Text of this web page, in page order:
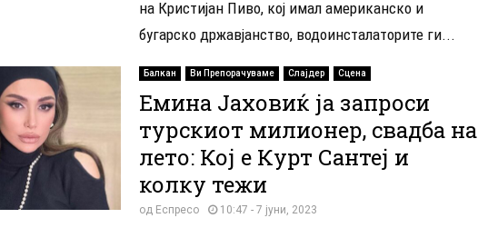
на Кристијан Пиво, кој имал американско и
бугарско државјанство, водоинсталаторите ги...
Балкан Ви Препорачуваме Слајдер Сцена
Емина Јаховиќ ја запроси
турскиот милионер, свадба на
лето: Кој е Курт Сантеј и
колку тежи
од Еспресо 10:47 - 7 јуни, 2023